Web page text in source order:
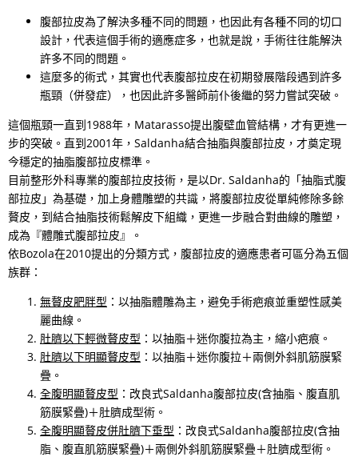
腹部拉皮為了解決多種不同的問題，也因此有各種不同的切口
設計，代表這個手術的適應症多，也就是說，手術往往能解決
許多不同的問題。
這麼多的術式，其實也代表腹部拉皮在初期發展階段遇到許多
瓶頸（併發症），也因此許多醫師前仆後繼的努力嘗試突破。
這個瓶頸一直到1988年，Matarasso提出腹壁血管結構，才有更進一
步的突破。直到2001年，Saldanha結合抽脂與腹部拉皮，才奠定現
今穩定的抽脂腹部拉皮標準。
目前整形外科專業的腹部拉皮技術，是以Dr. Saldanha的「抽脂式腹
部拉皮」為基礎，加上身體雕塑的共識，將腹部拉皮從單純修除多餘
贅皮，到結合抽脂技術鬆解皮下組織，更進一步融合對曲線的雕塑，
成為『體雕式腹部拉皮』。
依Bozola在2010提出的分類方式，腹部拉皮的適應患者可區分為五個
族群：
無贅皮肥胖型 ：以抽脂體雕為主，避免手術疤痕並重塑性感美
麗曲線。
肚臍以下輕微贅皮型 ：以抽脂＋迷你腹拉為主，縮小疤痕。
肚臍以下明顯贅皮型 ：以抽脂＋迷你腹拉＋兩側外斜肌筋膜緊
疊。
全腹明顯贅皮型 ：改良式Saldanha腹部拉皮(含抽脂、腹直肌
筋膜緊疊)＋肚臍成型術。
全腹明顯贅皮併肚臍下垂型 ：改良式Saldanha腹部拉皮(含抽
脂、腹直肌筋膜緊疊)＋兩側外斜肌筋膜緊疊＋肚臍成型術。